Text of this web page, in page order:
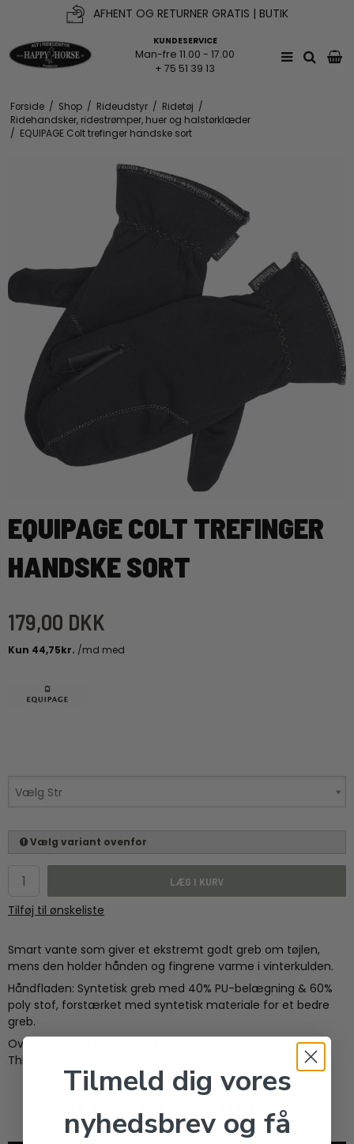
AFHENT OG RETURNER GRATIS | BUTIK
KUNDESERVICE
Man-fre 11.00 - 17.00
+ 75 51 39 13
Forside / Shop / Rideudstyr / Ridetøj /
Ridehandsker, ridestrømper, huer og halstørklæder
/ EQUIPAGE Colt trefinger handske sort
EQUIPAGE COLT TREFINGER
HANDSKE SORT
179,00 DKK
Vælg Str
Vælg variant ovenfor
LÆG I KURV
Tilføj til ønskeliste
Smart vante som giver et ekstremt godt greb om tøjlen,
mens den holder hånden og fingrene varme i vinterkulden.
Håndfladen: Syntetisk greb med 40% PU-belægning & 60%
poly stof, forstærket med syntetisk materiale for et bedre
greb.
Oversiden af hånden: Softshell med 100% poly. Foret med
Thinsulate.
RELATEREDE VARER
Tilmeld dig vores
nyhedsbrev og få